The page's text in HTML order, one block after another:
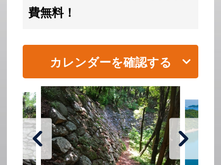
費無料！
カレンダーを確認する